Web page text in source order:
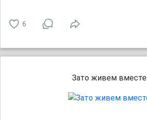
6
Зато живем вместе